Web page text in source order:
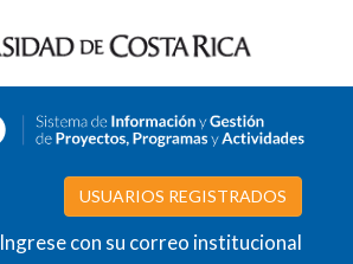
USUARIOS REGISTRADOS
Ingrese con su correo institucional